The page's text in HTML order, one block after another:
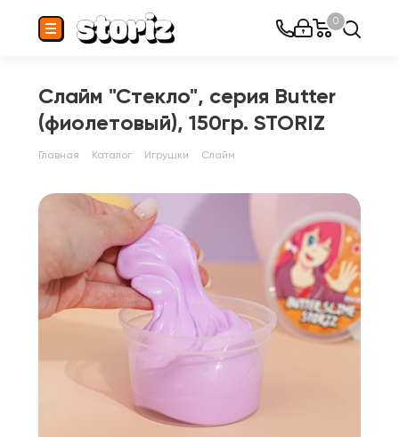
0
Слайм "Стекло", серия Butter
(фиолетовый), 150гр. STORIZ
Главная Каталог Игрушки Слайм